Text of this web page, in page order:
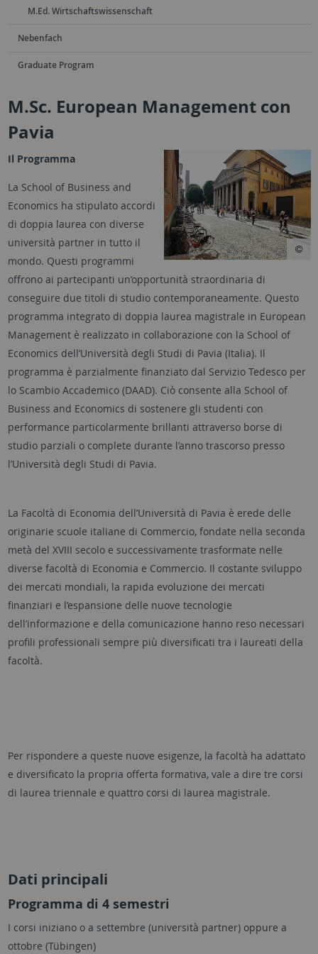
M.Ed. Wirtschaftswissenschaft
Nebenfach
Graduate Program
M.Sc. European Management con
Pavia
Il Programma
La School of Business and
Economics ha stipulato accordi
di doppia laurea con diverse
università partner in tutto il
mondo. Questi programmi
offrono ai partecipanti un’opportunità straordinaria di
conseguire due titoli di studio contemporaneamente. Questo
programma integrato di doppia laurea magistrale in European
Management è realizzato in collaborazione con la School of
Economics dell’Università degli Studi di Pavia (Italia). Il
programma è parzialmente finanziato dal Servizio Tedesco per
lo Scambio Accademico (DAAD). Ciò consente alla School of
Business and Economics di sostenere gli studenti con
performance particolarmente brillanti attraverso borse di
studio parziali o complete durante l’anno trascorso presso
l’Università degli Studi di Pavia.
La Facoltà di Economia dell’Università di Pavia è erede delle
originarie scuole italiane di Commercio, fondate nella seconda
metà del XVIII secolo e successivamente trasformate nelle
diverse facoltà di Economia e Commercio. Il costante sviluppo
dei mercati mondiali, la rapida evoluzione dei mercati
finanziari e l’espansione delle nuove tecnologie
dell’informazione e della comunicazione hanno reso necessari
profili professionali sempre più diversificati tra i laureati della
facoltà.
Per rispondere a queste nuove esigenze, la facoltà ha adattato
e diversificato la propria offerta formativa, vale a dire tre corsi
di laurea triennale e quattro corsi di laurea magistrale.
Dati principali
Programma di 4 semestri
I corsi iniziano o a settembre (università partner) oppure a
ottobre (Tübingen)